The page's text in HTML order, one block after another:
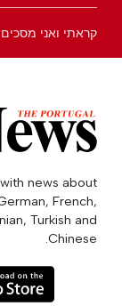
קראתי ואני
news about
French,
Turkish and
Chinese.